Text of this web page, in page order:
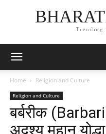
Trending
Home Religion and Culture
Religion and Culture
बर्बरीक
अदृश्य महान योद्धा